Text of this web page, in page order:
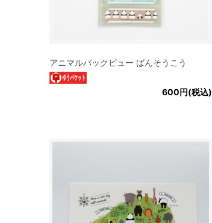
アニマルバックビュー ばんそうこう
600円(税込)